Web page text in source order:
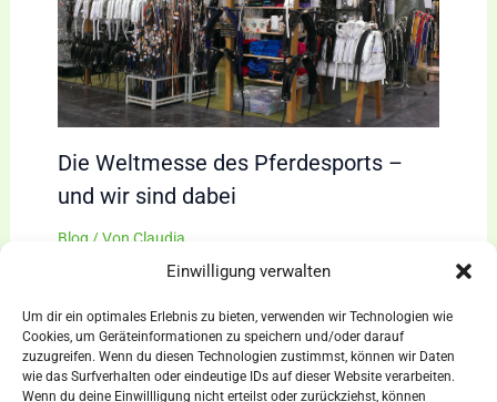
Einwilligung verwalten
Um dir ein optimales Erlebnis zu bieten, verwenden wir Technologien wie
Cookies, um Geräteinformationen zu speichern und/oder darauf
zuzugreifen. Wenn du diesen Technologien zustimmst, können wir Daten
wie das Surfverhalten oder eindeutige IDs auf dieser Website verarbeiten.
Wenn du deine Einwillligung nicht erteilst oder zurückziehst, können
Die Weltmesse des Pferdesports –
und wir sind dabei
Blog / Von Claudia